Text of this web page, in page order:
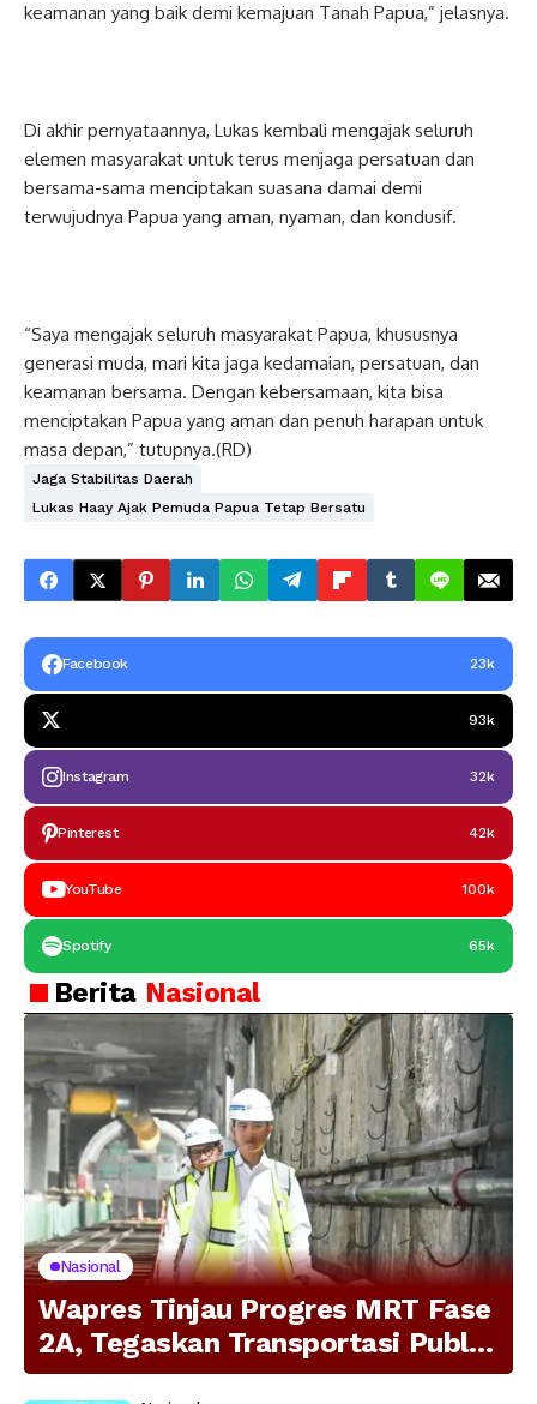
keamanan yang baik demi kemajuan Tanah Papua,” jelasnya.
Di akhir pernyataannya, Lukas kembali mengajak seluruh
elemen masyarakat untuk terus menjaga persatuan dan
bersama-sama menciptakan suasana damai demi
terwujudnya Papua yang aman, nyaman, dan kondusif.
“Saya mengajak seluruh masyarakat Papua, khususnya
generasi muda, mari kita jaga kedamaian, persatuan, dan
keamanan bersama. Dengan kebersamaan, kita bisa
menciptakan Papua yang aman dan penuh harapan untuk
masa depan,” tutupnya.(RD)
Jaga Stabilitas Daerah
Lukas Haay Ajak Pemuda Papua Tetap Bersatu
Facebook 23k
93k
Instagram 32k
Pinterest 42k
YouTube 100k
Spotify 65k
Berita Nasional
Nasional
Wapres Tinjau Progres MRT Fase
2A, Tegaskan Transportasi Publik
Modern Jadi Prioritas Nasional